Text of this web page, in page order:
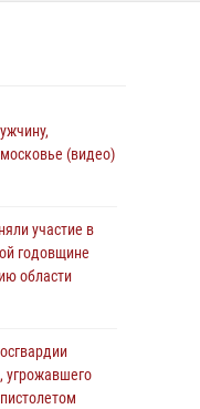
(видео)
участие в
годовщине
области
угрожавшего